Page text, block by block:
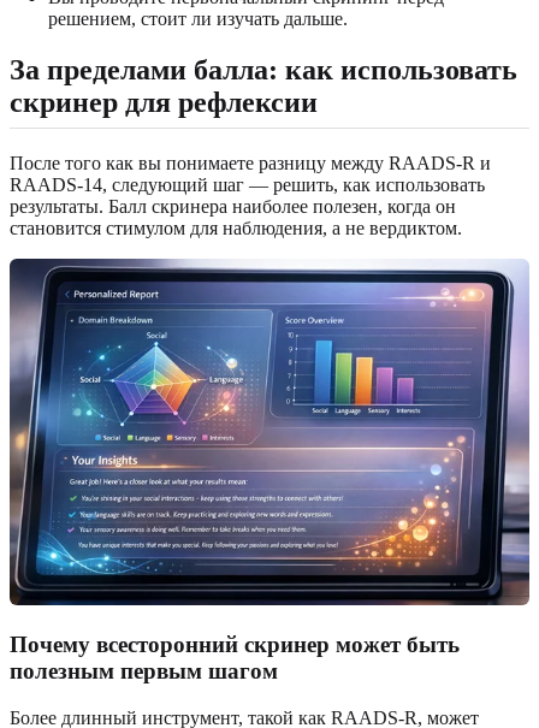
решением, стоит ли изучать дальше.
За пределами балла: как использовать
скринер для рефлексии
После того как вы понимаете разницу между RAADS-R и
RAADS-14, следующий шаг — решить, как использовать
результаты. Балл скринера наиболее полезен, когда он
становится стимулом для наблюдения, а не вердиктом.
Почему всесторонний скринер может быть
полезным первым шагом
Более длинный инструмент, такой как RAADS-R, может